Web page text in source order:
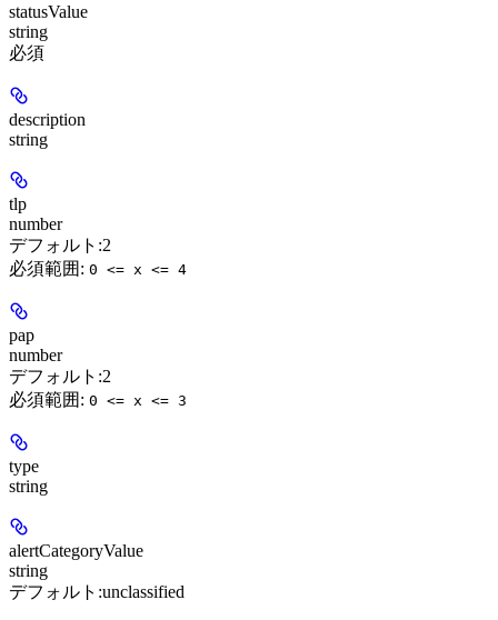
statusValue
string
必須
description
string
tlp
number
デフォルト:2
必須範囲 : 0 <= x <= 4
pap
number
デフォルト:2
必須範囲 : 0 <= x <= 3
type
string
alertCategoryValue
string
デフォルト:unclassified